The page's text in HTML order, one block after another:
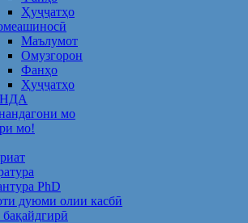
Ҳуҷҷатҳо
Маълумот
Омузгорон
Фанҳо
Ҳуҷҷатҳо
мо
мо!
PhD
дуюми олии касбӣ